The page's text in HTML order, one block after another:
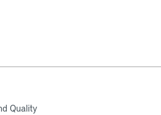
Quality